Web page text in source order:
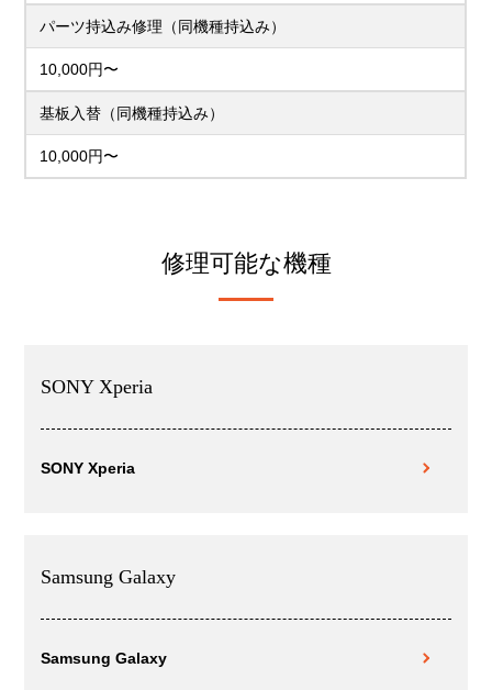
パーツ持込み修理（同機種持込み）
10,000円〜
基板入替（同機種持込み）
10,000円〜
修理可能な機種
SONY Xperia
SONY Xperia
Samsung Galaxy
Samsung Galaxy